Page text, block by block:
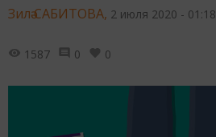
Зилә САБИТОВА, 2 июля 2020 - 01:18
1587 0 0